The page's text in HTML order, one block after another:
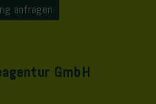
anfragen
GmbH